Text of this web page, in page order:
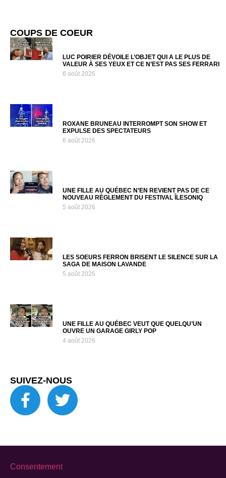
COUPS DE COEUR
LUC POIRIER DÉVOILE L’OBJET QUI A LE PLUS DE
VALEUR À SES YEUX ET CE N’EST PAS SES FERRARI
6 août 2026
ROXANE BRUNEAU INTERROMPT SON SHOW ET
EXPULSE DES SPECTATEURS
6 août 2026
UNE FILLE AU QUÉBEC N’EN REVIENT PAS DE CE
NOUVEAU RÈGLEMENT DU FESTIVAL ÎLESONIQ
5 août 2026
LES SOEURS FERRON BRISENT LE SILENCE SUR LA
SAGA DE MAISON LAVANDE
5 août 2026
UNE FILLE AU QUÉBEC VEUT QUE QUELQU’UN
OUVRE UN GARAGE GIRLY POP
4 août 2026
SUIVEZ-NOUS
Consentement